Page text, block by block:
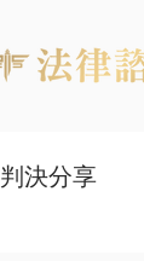
決分享